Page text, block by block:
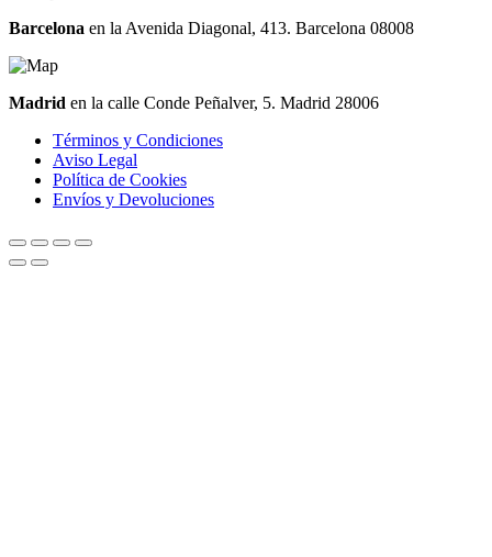
Barcelona en la Avenida Diagonal, 413. Barcelona 08008
Madrid en la calle Conde Peñalver, 5. Madrid 28006
Términos y Condiciones
Aviso Legal
Política de Cookies
Envíos y Devoluciones